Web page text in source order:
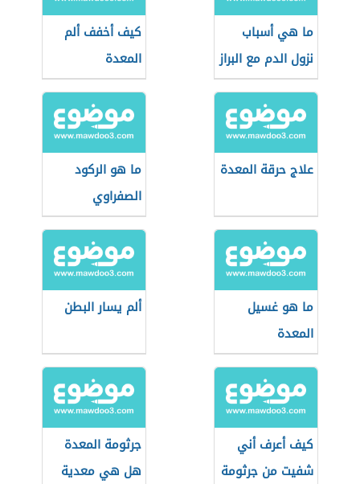
ما هي أسباب
نزول الدم مع البراز
كيف أخفف ألم
المعدة
علاج حرقة المعدة
ما هو الركود
الصفراوي
ما هو غسيل
المعدة
ألم يسار البطن
كيف أعرف أني
شفيت من جرثومة
جرثومة المعدة
هل هي معدية